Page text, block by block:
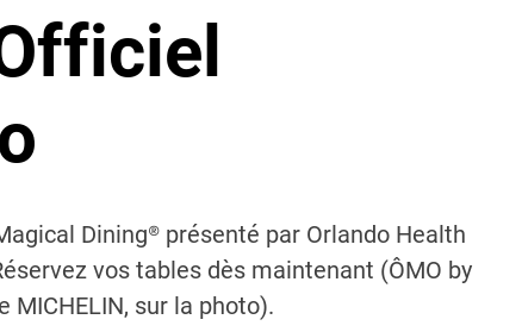
Dining® présenté par Orlando Health
vos tables dès maintenant (ÔMO by
sur la photo).